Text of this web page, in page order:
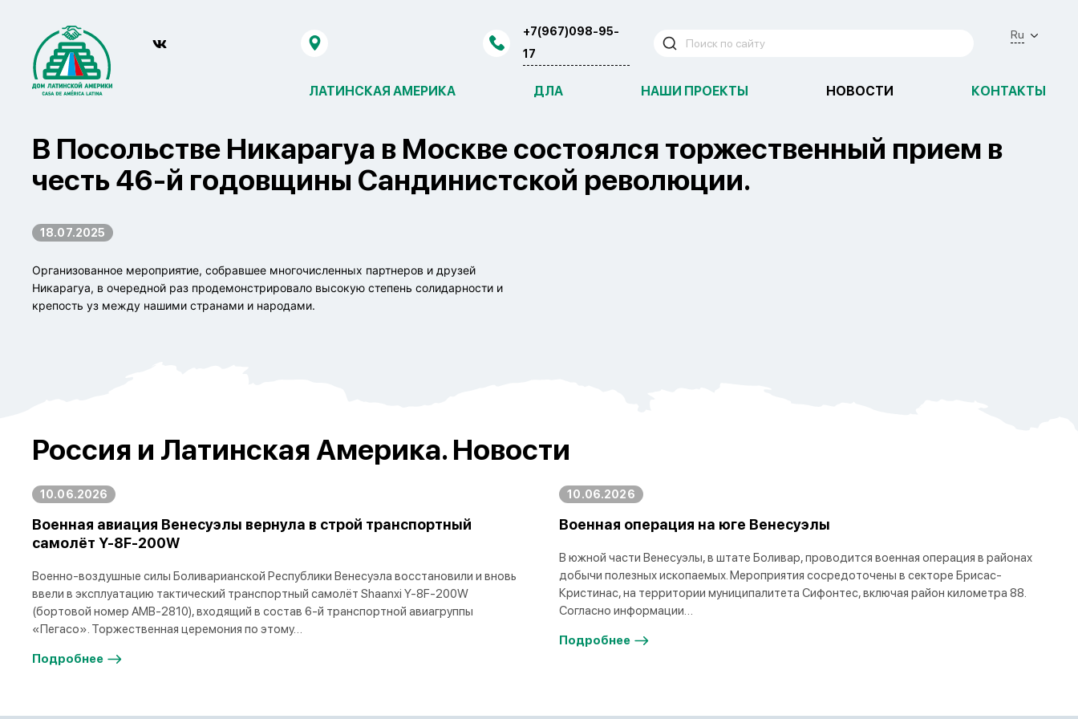
Ru
+7(967)098-95-
17
ЛАТИНСКАЯ АМЕРИКА ДЛА НАШИ ПРОЕКТЫ НОВОСТИ КОНТАКТЫ
В Посольстве Никарагуа в Москве состоялся торжественный прием в
честь 46-й годовщины Сандинистской революции.
18.07.2025
Организованное мероприятие, собравшее многочисленных партнеров и друзей
Никарагуа, в очередной раз продемонстрировало высокую степень солидарности и
крепость уз между нашими странами и народами.
Россия и Латинская Америка. Новости
10.06.2026
Военная авиация Венесуэлы вернула в строй транспортный
самолёт Y-8F-200W
Военно-воздушные силы Боливарианской Республики Венесуэла восстановили и вновь
ввели в эксплуатацию тактический транспортный самолёт Shaanxi Y-8F-200W
(бортовой номер AMB-2810), входящий в состав 6-й транспортной авиагруппы
«Пегасо». Торжественная церемония по этому…
Подробнее
10.06.2026
Военная операция на юге Венесуэлы
В южной части Венесуэлы, в штате Боливар, проводится военная операция в районах
добычи полезных ископаемых. Мероприятия сосредоточены в секторе Брисас-
Кристинас, на территории муниципалитета Сифонтес, включая район километра 88.
Согласно информации…
Подробнее